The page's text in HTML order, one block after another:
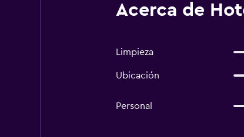
Acerca de
Limpieza
Ubicación
Personal